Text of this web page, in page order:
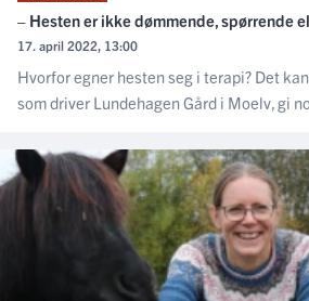
– Hesten er ikke dømmende, spørrende
17. april 2022, 13:00
Hvorfor egner hesten seg i terapi? Det
som driver Lundehagen Gård i Moelv, gi